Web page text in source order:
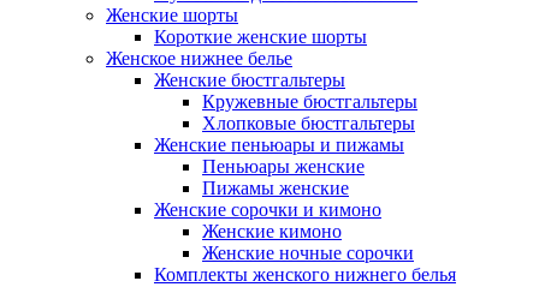
Женские шорты
Короткие женские шорты
Женское нижнее белье
Женские бюстгальтеры
Кружевные бюстгальтеры
Хлопковые бюстгальтеры
Женские пеньюары и пижамы
Пеньюары женские
Пижамы женские
Женские сорочки и кимоно
Женские кимоно
Женские ночные сорочки
Комплекты женского нижнего белья